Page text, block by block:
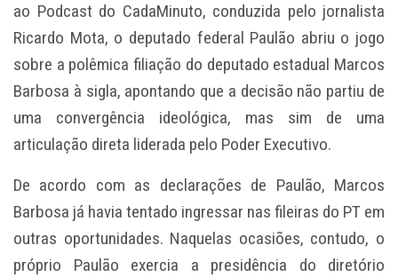
ao Podcast do CadaMinuto, conduzida pelo jornalista
Ricardo Mota, o deputado federal Paulão abriu o jogo
sobre a polêmica filiação do deputado estadual Marcos
Barbosa à sigla, apontando que a decisão não partiu de
uma convergência ideológica, mas sim de uma
articulação direta liderada pelo Poder Executivo.
De acordo com as declarações de Paulão, Marcos
Barbosa já havia tentado ingressar nas fileiras do PT em
outras oportunidades. Naquelas ocasiões, contudo, o
próprio Paulão exercia a presidência do diretório